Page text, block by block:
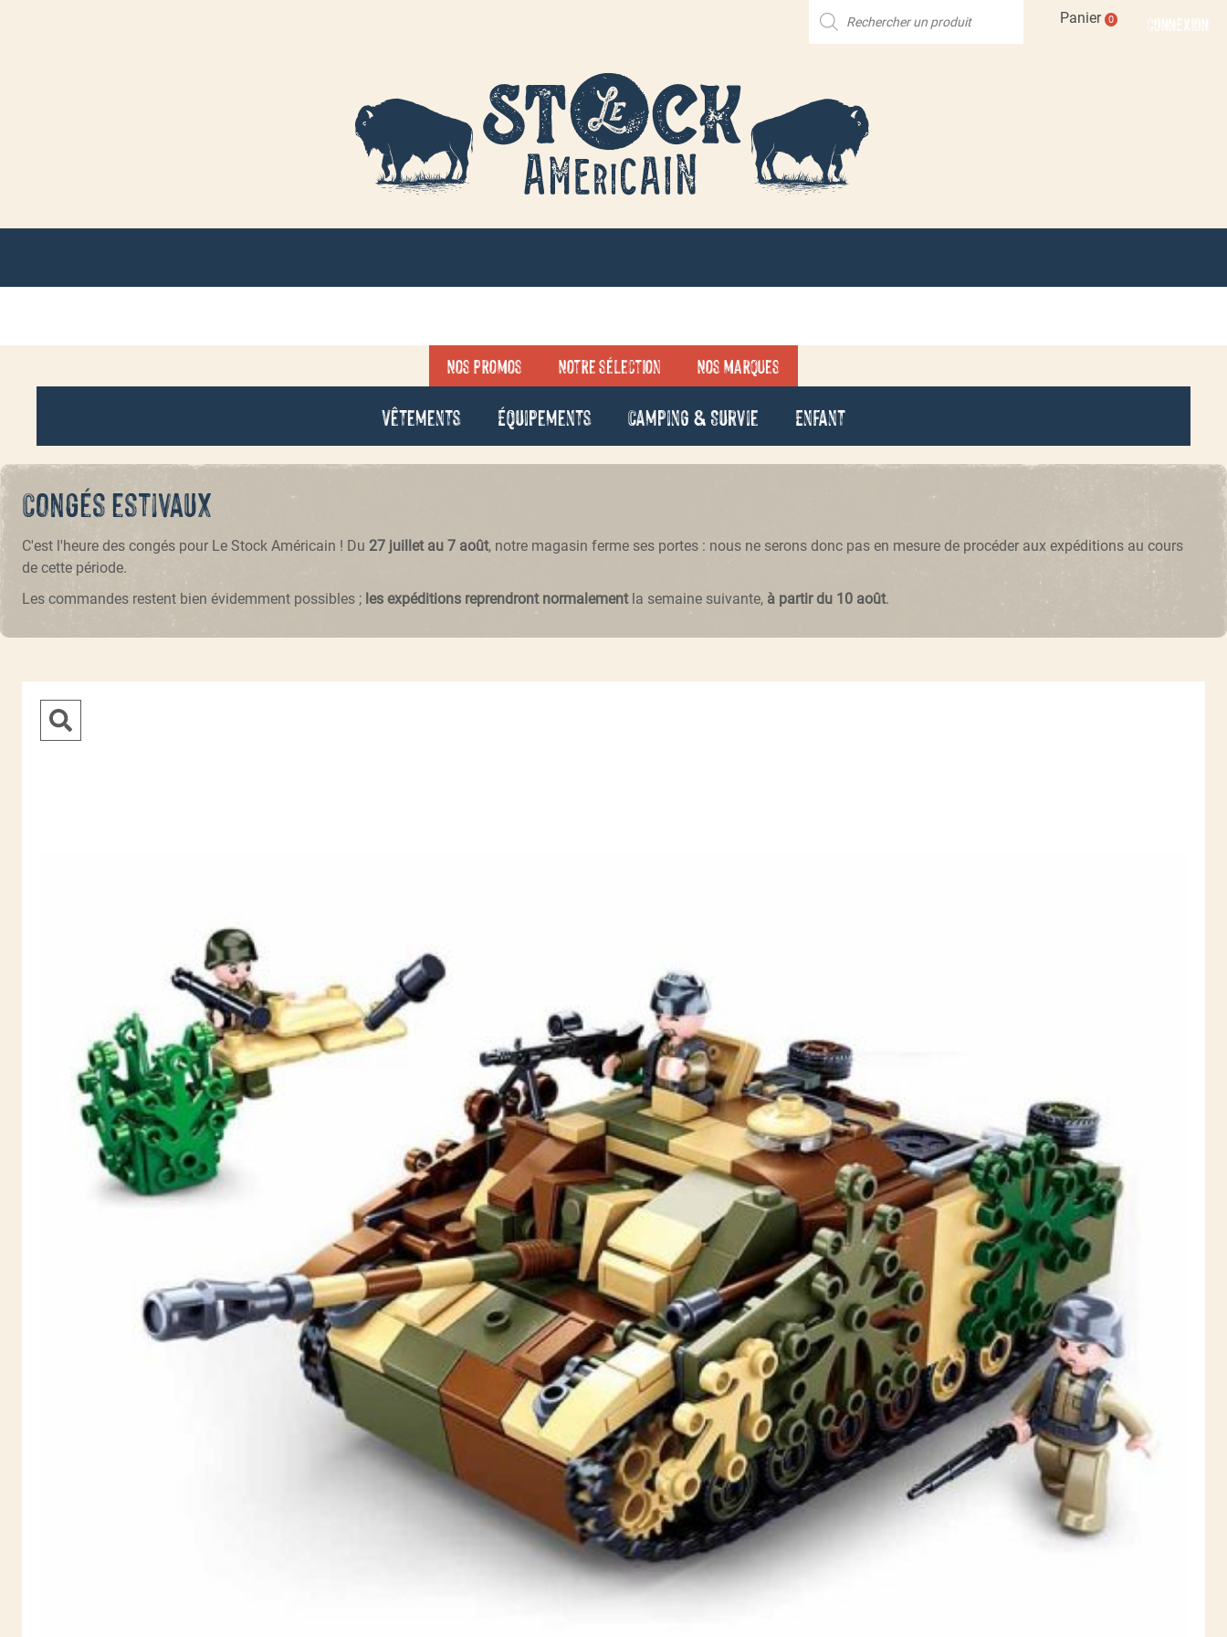
Panier 0 CONNEXION
Nos promos Notre sélection Nos marques
Vêtements Équipements Camping & Survie Enfant
Congés estivaux
C'est l'heure des congés pour Le Stock Américain ! Du 27 juillet au 7 août, notre magasin ferme ses portes : nous ne serons donc pas en mesure de procéder aux expéditions au cours
de cette période.
Les commandes restent bien évidemment possibles ; les expéditions reprendront normalementla semaine suivante, à partir du 10 août.